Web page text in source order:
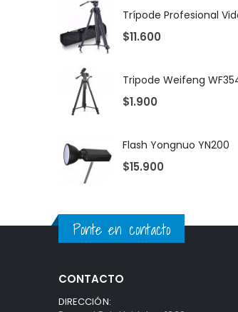
$11.600
Tripode Weifeng
$1.900
Flash Yongnuo YN200
$15.900
Ponte en contacto
CONTACTO
DIRECCIÓN: